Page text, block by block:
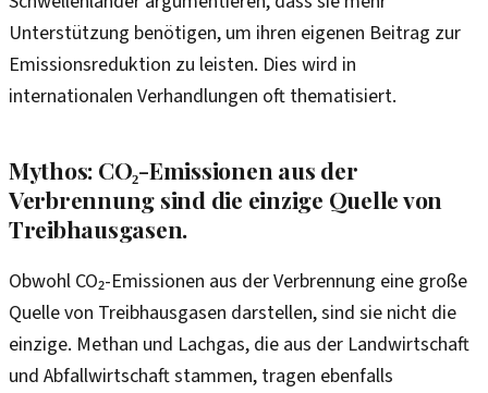
Unterstützung benötigen, um ihren eigenen Beitrag zur
Emissionsreduktion zu leisten. Dies wird in
internationalen Verhandlungen oft thematisiert.
Mythos: CO₂-Emissionen aus der
Verbrennung sind die einzige Quelle von
Treibhausgasen.
Obwohl CO₂-Emissionen aus der Verbrennung eine große
Quelle von Treibhausgasen darstellen, sind sie nicht die
einzige. Methan und Lachgas, die aus der Landwirtschaft
und Abfallwirtschaft stammen, tragen ebenfalls